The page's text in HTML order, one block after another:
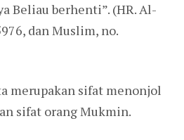
Beliau berhenti”. (HR. Al-
dan Muslim, no.
merupakan sifat menonjol
sifat orang Mukmin.